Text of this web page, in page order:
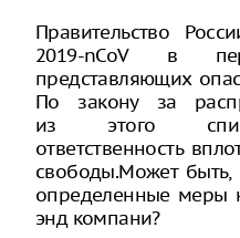
Правительство
2019-nCoV в
представляющих
По закону за
из этого
ответственность
свободы.Может быть,
определенные меры
энд компани?